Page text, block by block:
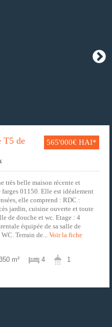
565'000€ HAI*
T5 de
très belle maison récente et
farges 01150. Elle est idéalement
elle comprend : RDC :
jardin, cuisine ouverte et toute
de douche et wc. Etage : 4
équipée de sa salle de
Terrain de... Voir la fiche
m² 4
1